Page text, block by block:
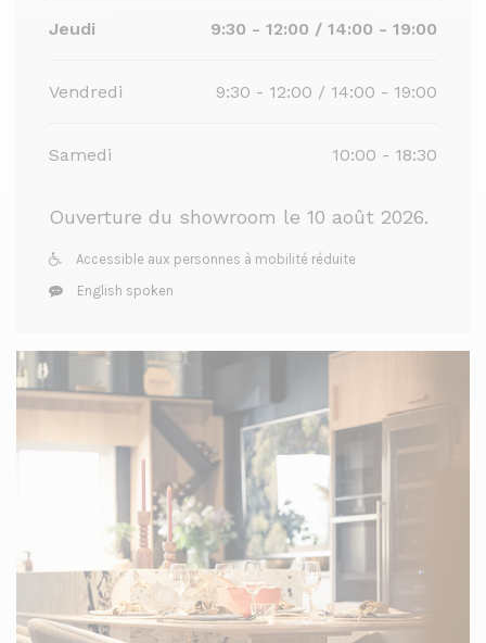
Jeudi 9:30 - 12:00 / 14:00 - 19:00
Vendredi 9:30 - 12:00 / 14:00 - 19:00
Samedi 10:00 - 18:30
Ouverture du showroom le 10 août 2026.
Accessible aux personnes à mobilité réduite
English spoken